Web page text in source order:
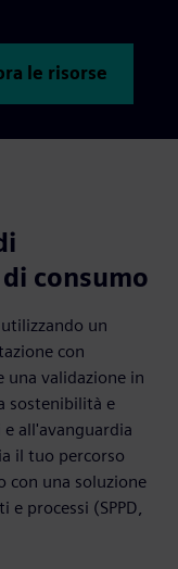
le risorse
consumo
un
con
validazione in
sostenibilità e
all'avanguardia
il tuo percorso
con una soluzione
processi (SPPD,